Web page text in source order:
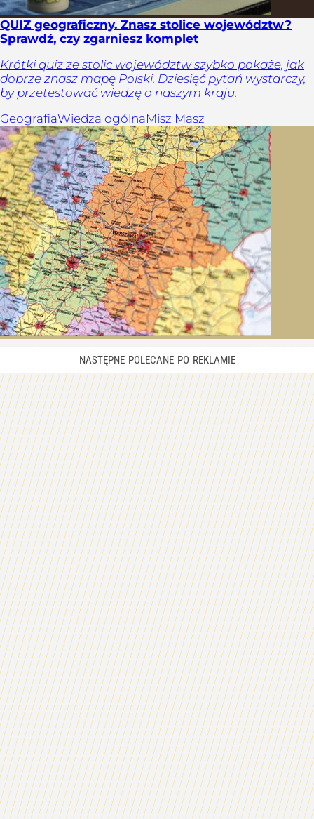
QUIZ geograficzny. Znasz stolice województw?
Sprawdź, czy zgarniesz komplet
Krótki quiz ze stolic województw szybko pokaże, jak
dobrze znasz mapę Polski. Dziesięć pytań wystarczy,
by przetestować wiedzę o naszym kraju.
GeografiaWiedza ogólnaMisz Masz